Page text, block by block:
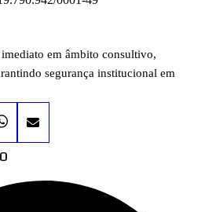
em âmbito consultivo,
segurança institucional em